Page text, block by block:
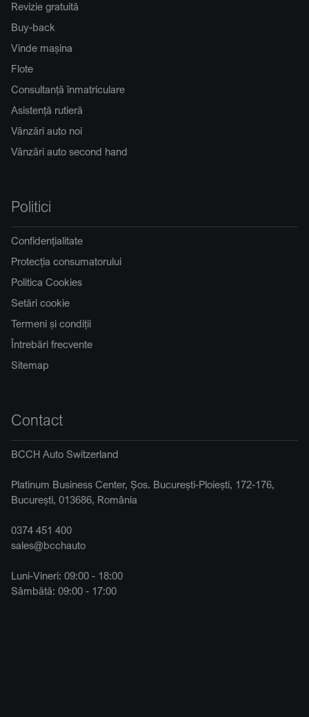
Revizie gratuită
Buy-back
Vinde mașina
Flote
Consultanță înmatriculare
Asistență rutieră
Vânzări auto noi
Vânzări auto second hand
Politici
Confidențialitate
Protecția consumatorului
Politica Cookies
Setări cookie
Termeni și condiții
Întrebări frecvente
Sitemap
Contact
BCCH Auto Switzerland
Platinum Business Center, Șos. București-Ploiești, 172-176,
București, 013686, România
0374 451 400
sales@bcchauto
Luni-Vineri: 09:00 - 18:00
Sâmbătă: 09:00 - 17:00